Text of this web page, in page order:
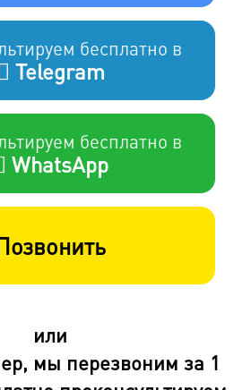
бесплатно в
Telegram
бесплатно в
WhatsApp
или
мы перезвоним за 1